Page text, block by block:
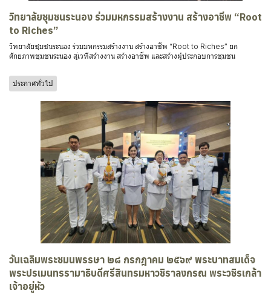
วิทยาลัยชุมชนระนอง ร่วมมหกรรมสร้างงาน สร้างอาชีพ “Root
to Riches”
วิทยาลัยชุมชนระนอง ร่วมมหกรรมสร้างงาน สร้างอาชีพ “Root to Riches” ยก
ศักยภาพชุมชนระนอง สู่เวทีสร้างงาน สร้างอาชีพ และสร้างผู้ประกอบการชุมชน
ประกาศทั่วไป
วันเฉลิมพระชมนพรรษา ๒๘ กรกฎาคม ๒๕๖๙ พระบาทสมเด็จ
พระปรเมนทรรามาธิบดีศรีสินทรมหาวชิราลงกรณ พระวชิรเกล้า
เจ้าอยู่หัว